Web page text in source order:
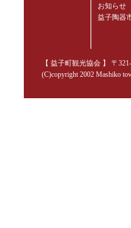
お知らせ
益子陶器
【 益子町観光協会 】 〒
(C)copyright 2002 Mashiko